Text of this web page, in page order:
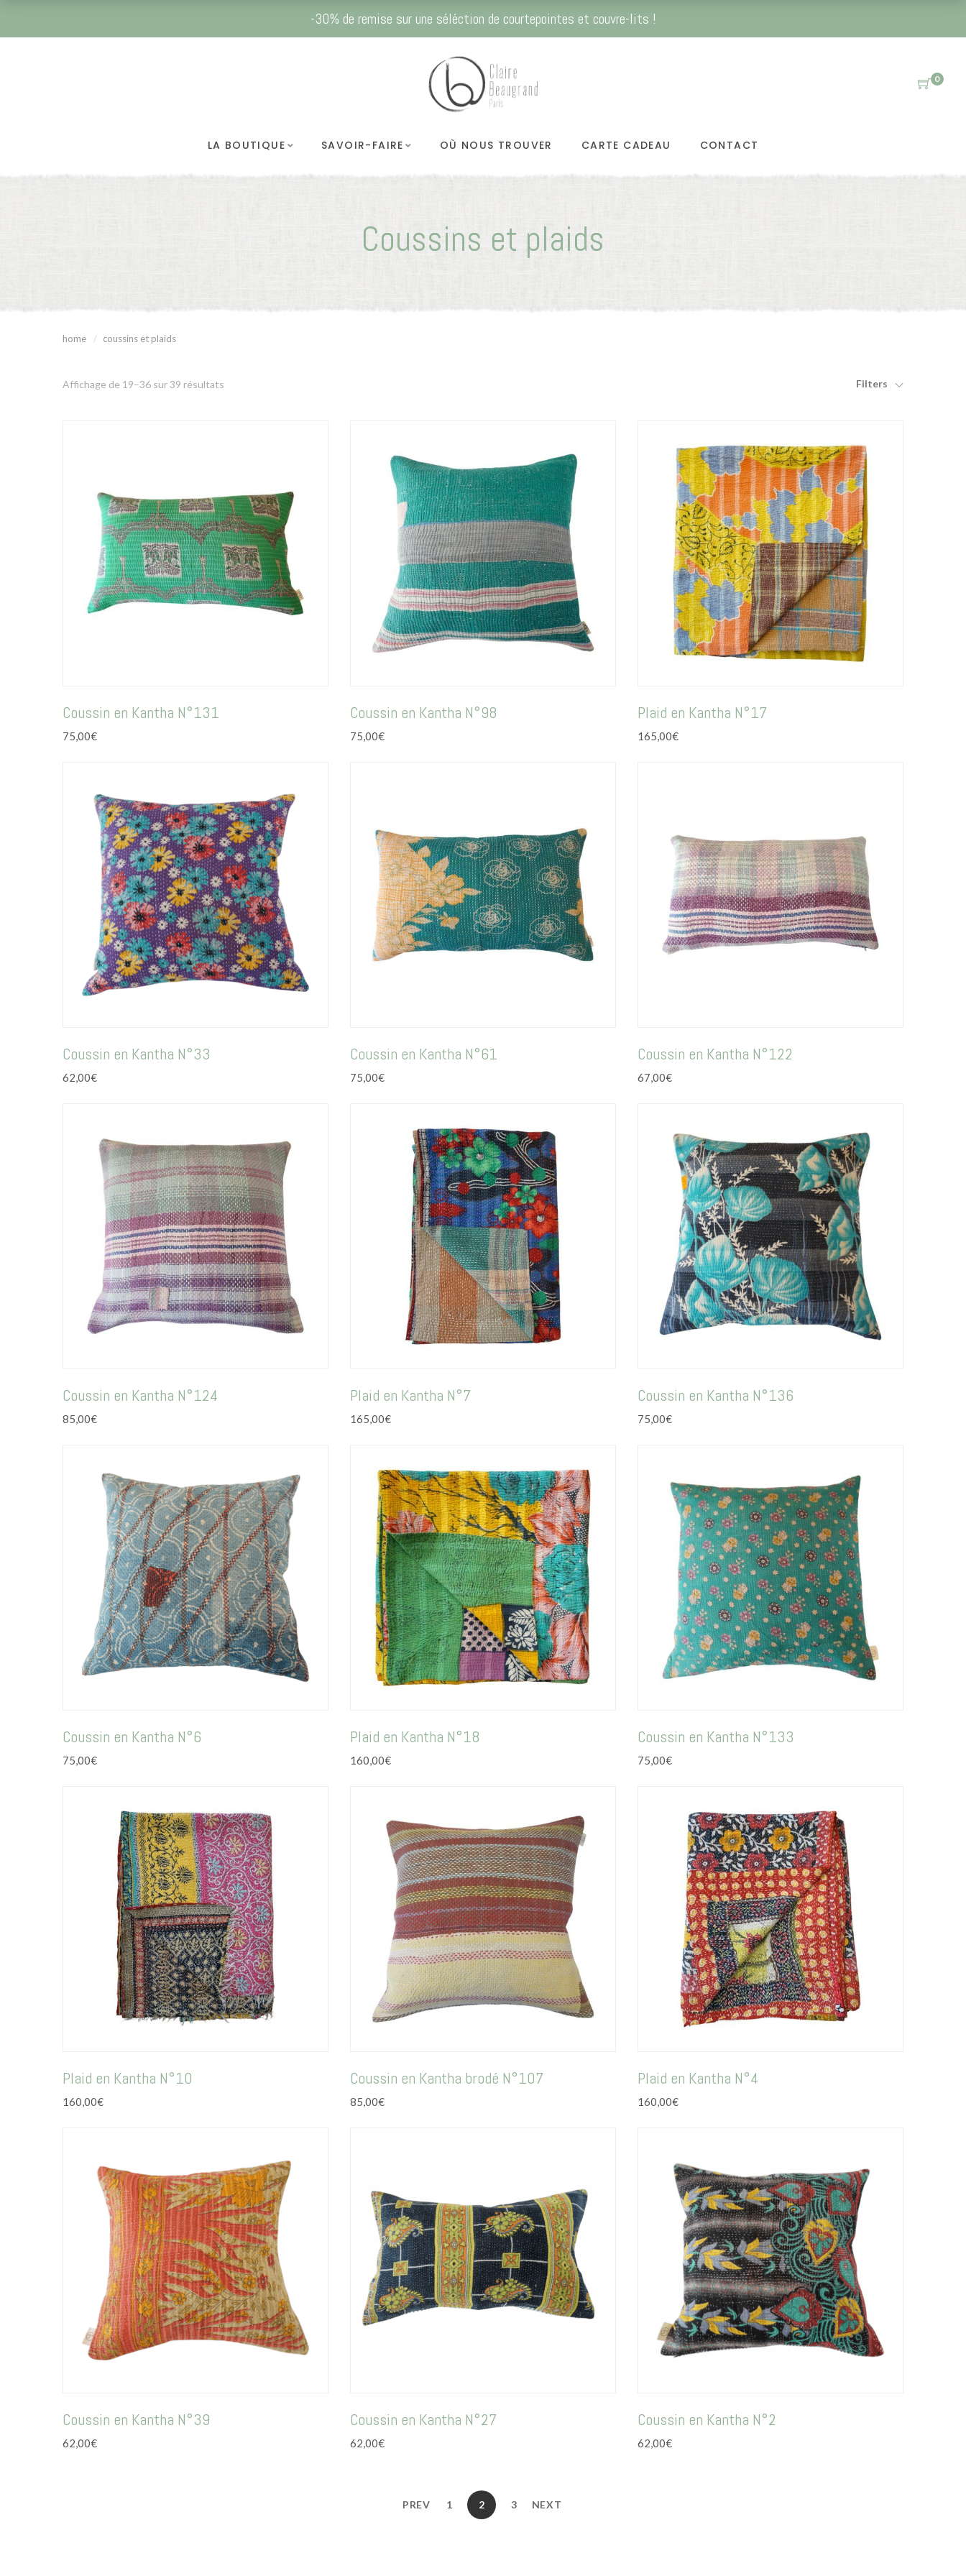
-30% de remise sur une séléction de courtepointes et couvre-lits !
0
LA BOUTIQUE SAVOIR-FAIRE OÙ NOUS TROUVER CARTE CADEAU CONTACT
Coussins et plaids
home coussins et plaids
Affichage de 19–36 sur 39 résultats Filters
Coussin en Kantha N°131
75,00€
Coussin en Kantha N°98
75,00€
Plaid en Kantha N°17
165,00€
Coussin en Kantha N°33
62,00€
Coussin en Kantha N°61
75,00€
Coussin en Kantha N°122
67,00€
Coussin en Kantha N°124
85,00€
Plaid en Kantha N°7
165,00€
Coussin en Kantha N°136
75,00€
Coussin en Kantha N°6
75,00€
Plaid en Kantha N°18
160,00€
Coussin en Kantha N°133
75,00€
Plaid en Kantha N°10
160,00€
Coussin en Kantha brodé N°107
85,00€
Plaid en Kantha N°4
160,00€
Coussin en Kantha N°39
62,00€
Coussin en Kantha N°27
62,00€
Coussin en Kantha N°2
62,00€
PREV 1 2 3 NEXT